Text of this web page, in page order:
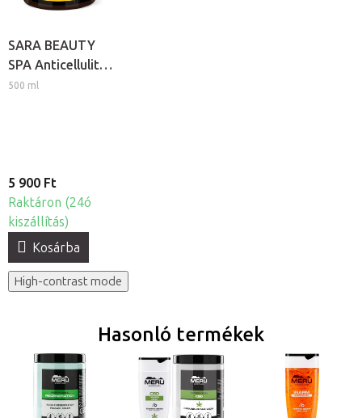
SARA BEAUTY
SPA Anticellulite
krém
500 ml
5 900 Ft
Raktáron (24ó
kiszállítás)
Kosárba
High-contrast mode
Hasonló termékek